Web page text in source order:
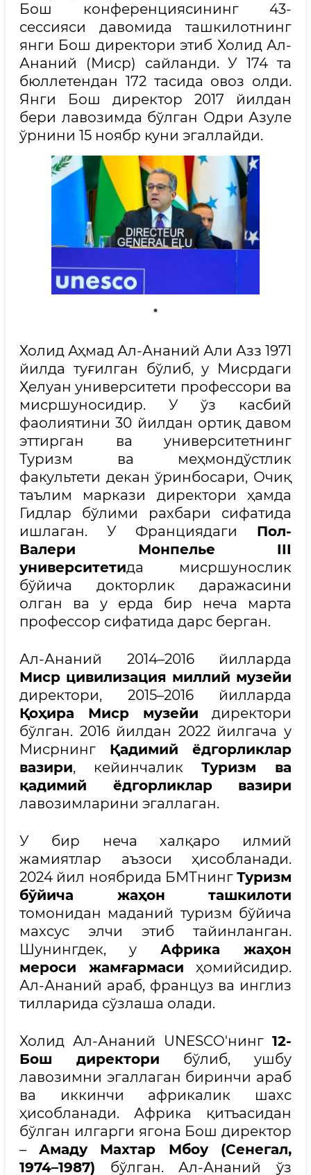
Бош конференциясининг 43-
сессияси давомида ташкилотнинг
янги Бош директори этиб Холид Ал-
Ананий (Миср) сайланди. У 174 та
бюллетендан 172 тасида овоз олди.
Янги Бош директор 2017 йилдан
бери лавозимда бўлган Одри Азуле
ўрнини 15 ноябр куни эгаллайди.
Холид Аҳмад Ал-Ананий Али Азз 1971
йилда туғилган бўлиб, у Мисрдаги
Ҳелуан университети профессори ва
мисршуносидир. У ўз касбий
фаолиятини 30 йилдан ортиқ давом
эттирган ва университетнинг
Туризм ва меҳмондўстлик
факультети декан ўринбосари, Очиқ
таълим маркази директори ҳамда
Гидлар бўлими рахбари сифатида
ишлаган. У Франциядаги Пол-
Валери Монпелье III
университетида мисршунослик
бўйича докторлик даражасини
олган ва у ерда бир неча марта
профессор сифатида дарс берган.
Ал-Ананий 2014–2016 йилларда
Миср цивилизация миллий музейи
директори, 2015–2016 йилларда
Қоҳира Миср музейи директори
бўлган. 2016 йилдан 2022 йилгача у
Мисрнинг Қадимий ёдгорликлар
вазири, кейинчалик Туризм ва
қадимий ёдгорликлар вазири
лавозимларини эгаллаган.
У бир неча халқаро илмий
жамиятлар аъзоси ҳисобланади.
2024 йил ноябрида БМТнинг Туризм
бўйича жаҳон ташкилоти
томонидан маданий туризм бўйича
махсус элчи этиб тайинланган.
Шунингдек, у Африка жаҳон
мероси жамғармаси ҳомийсидир.
Ал-Ананий араб, француз ва инглиз
тилларида сўзлаша олади.
Холид Ал-Ананий UNESCO'нинг 12-
Бош директори бўлиб, ушбу
лавозимни эгаллаган биринчи араб
ва иккинчи африкалик шахс
ҳисобланади. Африка қитъасидан
бўлган илгарги ягона Бош директор
– Амаду Махтар Мбоу (Сенегал,
1974–1987) бўлган. Ал-Ананий ўз